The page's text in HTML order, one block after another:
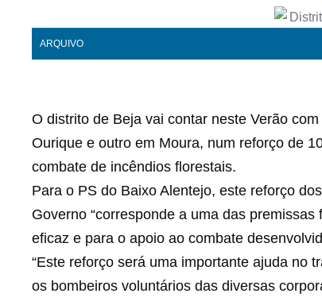
ARQUIVO
O distrito de Beja vai contar neste Verão
Ourique e outro em Moura, num reforço de
combate de incêndios florestais.
Para o PS do Baixo Alentejo, este reforço
Governo “corresponde a uma das
eficaz e para o apoio ao combate
“Este reforço será uma importante ajuda no
os bombeiros voluntários das diversas